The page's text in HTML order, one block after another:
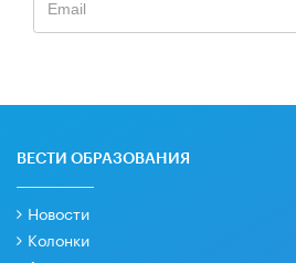
ВЕСТИ ОБРАЗОВАНИЯ
Новости
Колонки